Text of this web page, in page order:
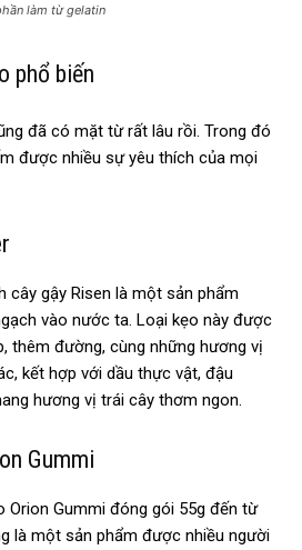
làm từ gelatin
phổ biến
đã có mặt từ rất lâu rồi. Trong đó
được nhiều sự yêu thích của mọi
cây gậy Risen là một sản phẩm
vào nước ta. Loại kẹo này được
thêm đường, cùng những hương vị
kết hợp với dầu thực vật, đậu
hương vị trái cây thơm ngon.
Gummi
Orion Gummi đóng gói 55g đến từ
là một sản phẩm được nhiều người